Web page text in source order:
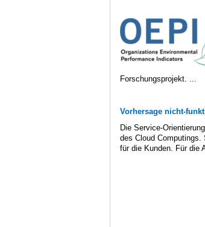
Forschungsprojekt. ...
Vorhersage nicht-
Die Service-
des Cloud Computings.
für die Kunden. Für die